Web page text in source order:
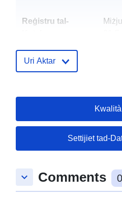
Reġistru tal-
50.4399 ], [
50.4399 ], [
50.4392 ], [
50.4392 ],
uriRef:
Uri Aktar
Kwalità
Settijiet tad-
keyboard_arrow_down Comments 0